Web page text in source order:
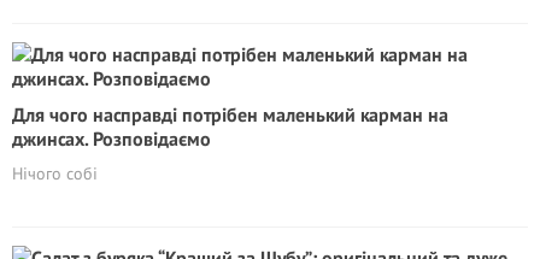
Для чого насправді потрібен маленький карман на
джинсах. Розповідаємо
Нічого собі